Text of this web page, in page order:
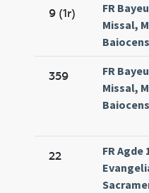
9 (1r)
FR
Missal,
359
FR
Missal,
22
FR Agde